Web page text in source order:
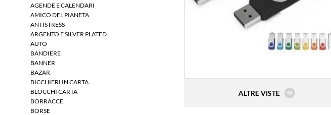
ALTRE VISTE
AGENDE E CALENDARI
AMICO DEL PIANETA
ANTISTRESS
ARGENTO E SILVER PLATED
AUTO
BANDIERE
BANNER
BAZAR
BICCHIERI IN CARTA
BLOCCHI CARTA
BORRACCE
BORSE